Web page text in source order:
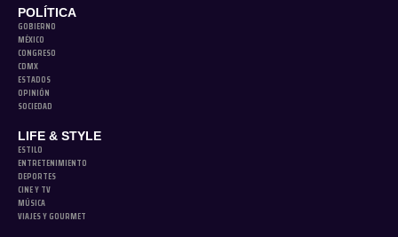
POLÍTICA
GOBIERNO
MÉXICO
CONGRESO
CDMX
ESTADOS
OPINIÓN
SOCIEDAD
LIFE & STYLE
ESTILO
ENTRETENIMIENTO
DEPORTES
CINE Y TV
MÚSICA
VIAJES Y GOURMET